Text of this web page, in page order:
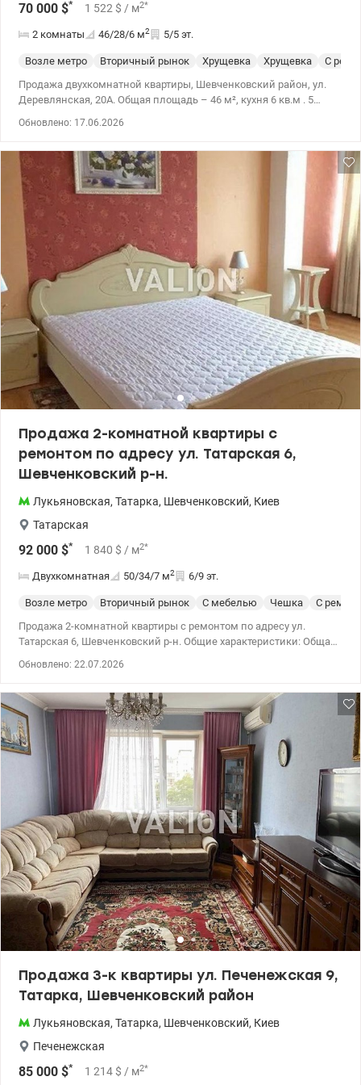
70 000 $* 1 522 $ / м2*
2 комнаты 46/28/6 м2 5/5 эт.
Возле метро Вторичный рынок Хрущевка Хрущевка
С
Продажа двухкомнатной квартиры, Шевченковский район, ул.
Деревлянская, 20А. Общая площадь – 46 м², кухня 6 кв.м . 5
Качественный ремонт, квартира готова к заселению. Развитая
необходимое для комфортной жизни. До метро 700м. Цена
70000у.е. 0509051192 Алена Valion.ua/115231
Обновлено: 17.06.2026
Продажа 2-комнатной квартиры с
ремонтом по адресу ул. Татарская 6,
Шевченковский р-н.
Лукьяновская, Татарка, Шевченковский, Киев
Татарская
92 000 $* 1 840 $ / м2*
Двухкомнатная 50/34/7 м2 6/9 эт.
Возле метро Вторичный рынок С мебелью Чешка
С
Продажа 2-комнатной квартиры с ремонтом по адресу ул.
Татарская 6, Шевченковский р-н. Общие характеристики: Общая
Дом газифицирован, что является большим преимуществом в
квартире выполнена функциональная перепланировка,
благодаря чему квартира ощущается просторнее. Квартира
продается со всей мебелью и техникой. Локация: До центра — 10
минут на авто или общественном транспорте. Рядом
расположены парки, скверы, зоны для прогулок, учебные
заведения, супермаркет «Фора», больница. Цена: 95 000 у.е. ,
0661825672 Екатерина, Valion.ua/1152044
Обновлено: 22.07.2026
Продажа 3-к квартиры ул. Печенежская 9,
Татарка, Шевченковский район
Лукьяновская, Татарка, Шевченковский, Киев
Печенежская
85 000 $* 1 214 $ / м2*